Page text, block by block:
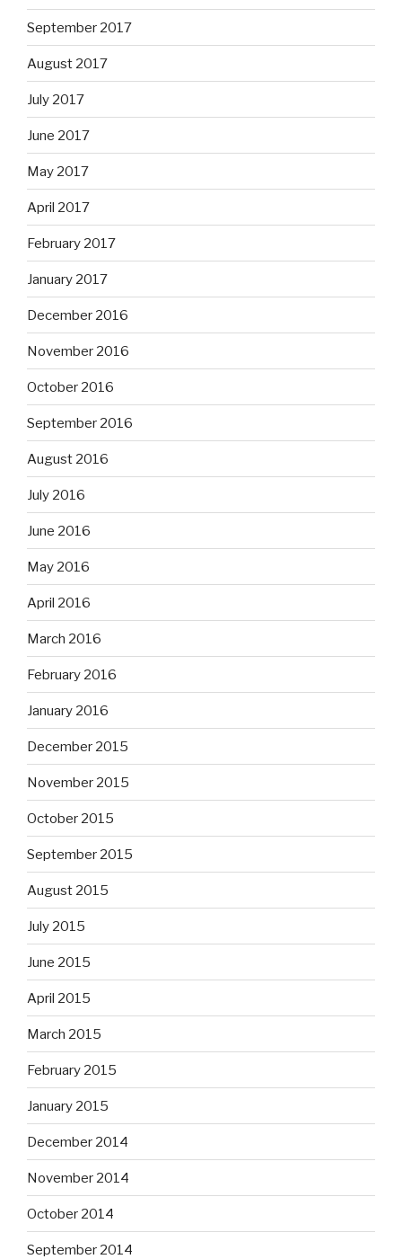
September 2017
August 2017
July 2017
June 2017
May 2017
April 2017
February 2017
January 2017
December 2016
November 2016
October 2016
September 2016
August 2016
July 2016
June 2016
May 2016
April 2016
March 2016
February 2016
January 2016
December 2015
November 2015
October 2015
September 2015
August 2015
July 2015
June 2015
April 2015
March 2015
February 2015
January 2015
December 2014
November 2014
October 2014
September 2014